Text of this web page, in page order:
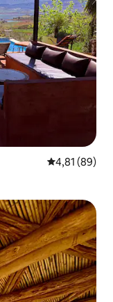
4,81 ud af 5 i
4,81 (89)